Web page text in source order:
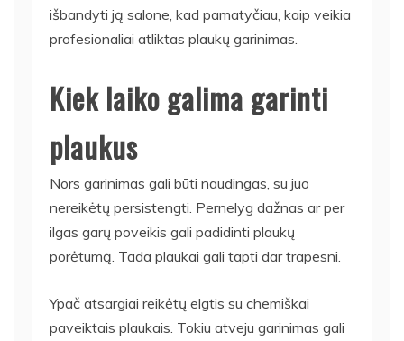
išbandyti ją salone, kad pamatyčiau, kaip veikia
profesionaliai atliktas plaukų garinimas.
Kiek laiko galima garinti
plaukus
Nors garinimas gali būti naudingas, su juo
nereikėtų persistengti. Pernelyg dažnas ar per
ilgas garų poveikis gali padidinti plaukų
porėtumą. Tada plaukai gali tapti dar trapesni.
Ypač atsargiai reikėtų elgtis su chemiškai
paveiktais plaukais. Tokiu atveju garinimas gali